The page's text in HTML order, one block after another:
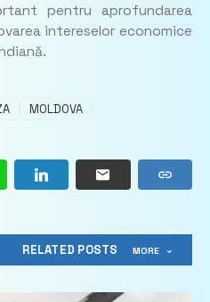
pentru aprofundarea
intereselor economice
MOLDOVA
RELATED POSTS MORE